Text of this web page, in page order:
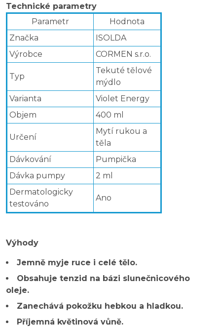
Technické parametry
Parametr
Hodnota
Značka
ISOLDA
Výrobce
CORMEN s.r.o.
Typ
Tekuté tělové
mýdlo
Varianta
Violet Energy
Objem
400 ml
Určení
Mytí rukou a
těla
Dávkování
Pumpička
Dávka pumpy
2 ml
Dermatologicky
testováno
Ano
Výhody
Jemně myje ruce i celé tělo.
Obsahuje tenzid na bázi slunečnicového
oleje.
Zanechává pokožku hebkou a hladkou.
Příjemná květinová vůně.